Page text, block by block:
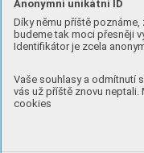
Anonymní unikátní ID
Díky němu příště poznáme,
budeme tak moci přesněji
Identifikátor je zcela
Vaše souhlasy a odmítnutí
vás už příště znovu
cookies